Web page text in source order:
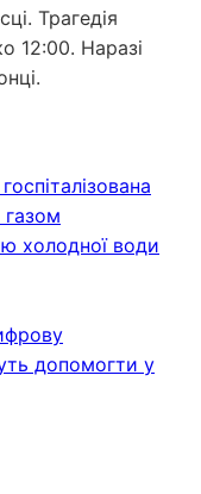
Трагедія
12:00. Наразі
холодної води
допомогти у